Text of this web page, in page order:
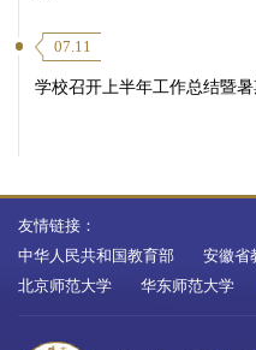
07.11
学校召开上半年工作总结暨
友情链接：
中华人民共和国教育部
安徽省
北京师范大学
华东师范大学